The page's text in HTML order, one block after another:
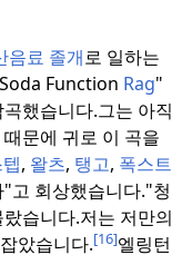
음료 졸개로 일하는
Function Rag"
했습니다.그는 아직
문에 귀로 이 곡을
, 왈츠, 탱고, 폭스트
고 회상했습니다."청
습니다.저는 저만의
았습니다.[16]엘링턴